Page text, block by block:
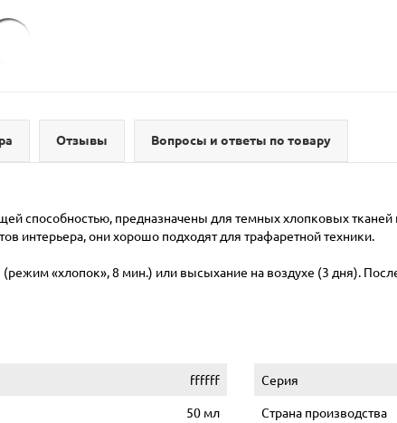
Отзывы Вопросы и ответы по товару
способностью, предназначены для темных хлопковых
интерьера, они хорошо подходят для трафаретной техники.
«хлопок», 8 мин.) или высыхание на воздухе (3 дня).
ffffff
50 мл
Серия
Страна производства